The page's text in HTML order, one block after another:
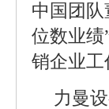
中国团
位数业绩
销企业
力曼